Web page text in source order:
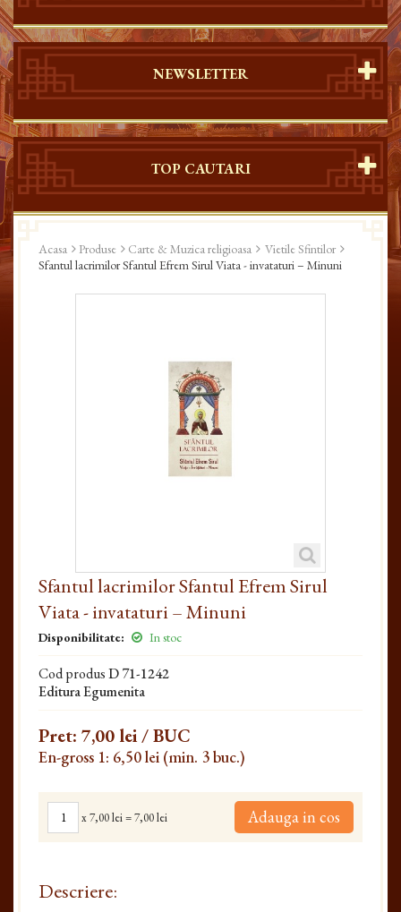
NEWSLETTER
TOP CAUTARI
Acasa Produse Carte & Muzica religioasa
Vietile Sfintilor
Sfantul lacrimilor Sfantul Efrem Sirul Viata - invataturi – Minuni
Sfantul lacrimilor Sfantul Efrem Sirul
Viata - invataturi – Minuni
Disponibilitate: In stoc
Cod produsD 71-1242
Editura Egumenita
Pret: 7,00 lei/ BUC
En-gross 1: 6,50 lei (min. 3 buc.)
x7,00 lei=7,00 lei Adauga in cos
Descriere: